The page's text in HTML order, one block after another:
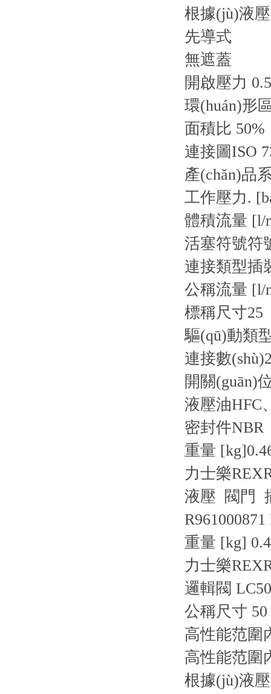
根據(jù)液
先導式
無遮蓋
開啟壓力
環(huán)形
面積比 50%
連接圖ISO
產(chǎn)品
工作壓力.
體積流量 [l/
活塞符號符
連接類型插
公稱流量 [l/
標稱尺寸25
驅(qū)動類
連接數(shù)
開關(guān)
液壓油HFC
密封件NBR
重量 [kg]
力士樂
液壓 閥門
重量 [kg]
力士樂
邏輯閥
公稱尺寸
高性能范圍
高性能范圍
根據(jù)液